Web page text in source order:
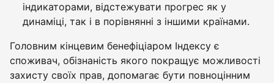
індикаторами, відстежувати прогрес як у
динаміці, так і в порівнянні з іншими країнами.
Головним кінцевим бенефіціаром Індексу є
споживач, обізнаність якого покращує можливості
захисту своїх прав, допомагає бути повноцінним